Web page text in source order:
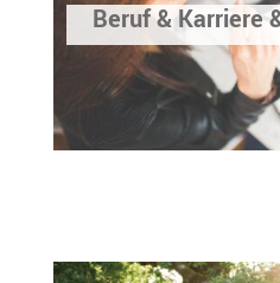
Beruf & Karriere